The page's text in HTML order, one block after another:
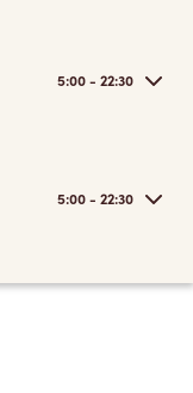
5:00 - 22:30
5:00 - 22:30